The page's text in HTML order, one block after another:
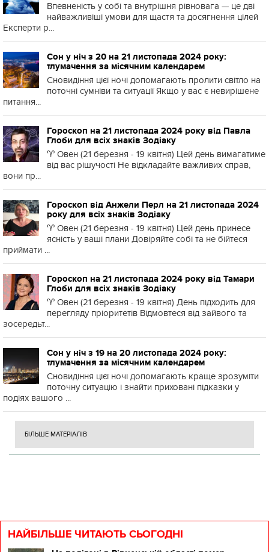
Впевненість у собі та внутрішня рівновага — це дві
найважливіші умови для щастя та досягнення цілей
Експерти р...
Сон у ніч з 20 на 21 листопада 2024 року:
тлумачення за місячним календарем
Сновидіння цієї ночі допомагають пролити світло на
поточні сумніви та ситуації Якщо у вас є невирішене
питання...
Гороскоп на 21 листопада 2024 року від Павла
Глоби для всіх знаків Зодіаку
♈️ Овен (21 березня - 19 квітня) Цей день вимагатиме
від вас рішучості Не відкладайте важливих справ,
вони пр...
Гороскоп від Анжели Перл на 21 листопада 2024
року для всіх знаків Зодіаку
♈️ Овен (21 березня - 19 квітня) Цей день принесе
ясність у ваші плани Довіряйте собі та не бійтеся
приймати ...
Гороскоп на 21 листопада 2024 року від Тамари
Глоби для всіх знаків Зодіаку
♈️ Овен (21 березня - 19 квітня) День підходить для
перегляду пріоритетів Відмовтеся від зайвого та
зосередьт...
Сон у ніч з 19 на 20 листопада 2024 року:
тлумачення за місячним календарем
Сновидіння цієї ночі допомагають краще зрозуміти
поточну ситуацію і знайти приховані підказки у
подіях вашого ...
БІЛЬШЕ МАТЕРІАЛІВ
НАЙБІЛЬШЕ ЧИТАЮТЬ СЬОГОДНІ